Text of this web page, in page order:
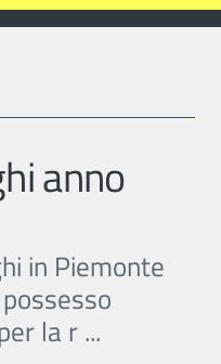
anno
in Piemonte
la r ...